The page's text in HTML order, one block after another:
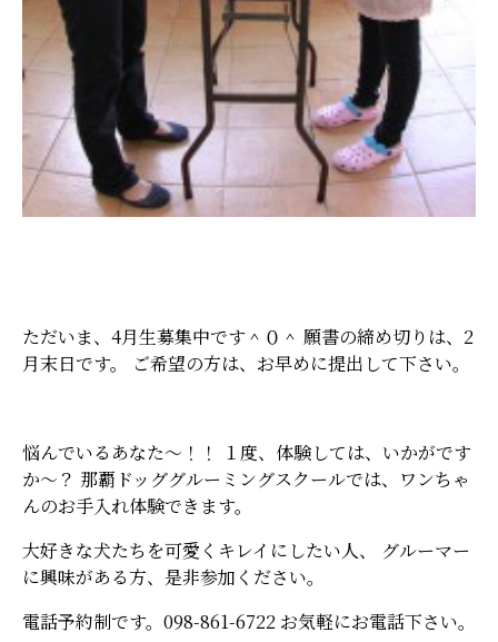
ただいま、4月生募集中です＾０＾ 願書の締め切りは、2
月末日です。 ご希望の方は、お早めに提出して下さい。
悩んでいるあなた～！！ １度、体験しては、いかがです
か～？ 那覇ドッググルーミングスクールでは、ワンちゃ
んのお手入れ体験できます。
大好きな犬たちを可愛くキレイにしたい人、 グルーマー
に興味がある方、是非参加ください。
電話予約制です。098-861-6722 お気軽にお電話下さい。